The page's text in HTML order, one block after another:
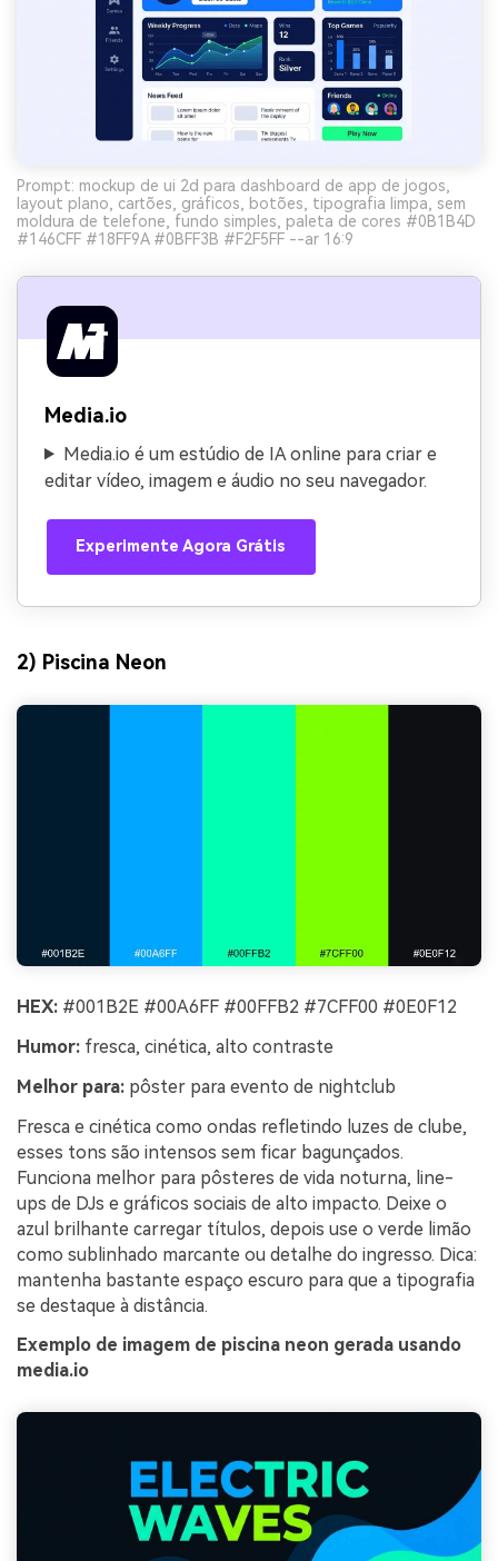
Prompt: mockup de ui 2d para dashboard de app de jogos,
layout plano, cartões, gráficos, botões, tipografia limpa, sem
moldura de telefone, fundo simples, paleta de cores #0B1B4D
#146CFF #18FF9A #0BFF3B #F2F5FF --ar 16:9
Media.io
Media.io é um estúdio de IA online para criar e
editar vídeo, imagem e áudio no seu navegador.
Experimente Agora Grátis
2) Piscina Neon
HEX: #001B2E #00A6FF #00FFB2 #7CFF00 #0E0F12
Humor: fresca, cinética, alto contraste
Melhor para: pôster para evento de nightclub
Fresca e cinética como ondas refletindo luzes de clube,
esses tons são intensos sem ficar bagunçados.
Funciona melhor para pôsteres de vida noturna, line-
ups de DJs e gráficos sociais de alto impacto. Deixe o
azul brilhante carregar títulos, depois use o verde limão
como sublinhado marcante ou detalhe do ingresso. Dica:
mantenha bastante espaço escuro para que a tipografia
se destaque à distância.
Exemplo de imagem de piscina neon gerada usando
media.io